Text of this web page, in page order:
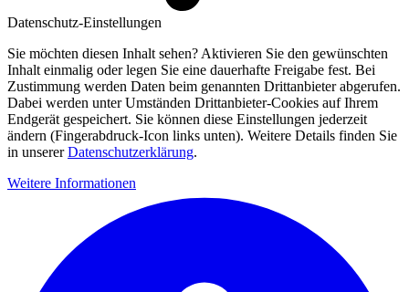
Datenschutz-Einstellungen
Sie möchten diesen Inhalt sehen? Aktivieren Sie den gewünschten
Inhalt einmalig oder legen Sie eine dauerhafte Freigabe fest. Bei
Zustimmung werden Daten beim genannten Drittanbieter abgerufen.
Dabei werden unter Umständen Drittanbieter-Cookies auf Ihrem
Endgerät gespeichert. Sie können diese Einstellungen jederzeit
ändern (Fingerabdruck-Icon links unten). Weitere Details finden Sie
in unsererDatenschutzerklärung.
Weitere Informationen